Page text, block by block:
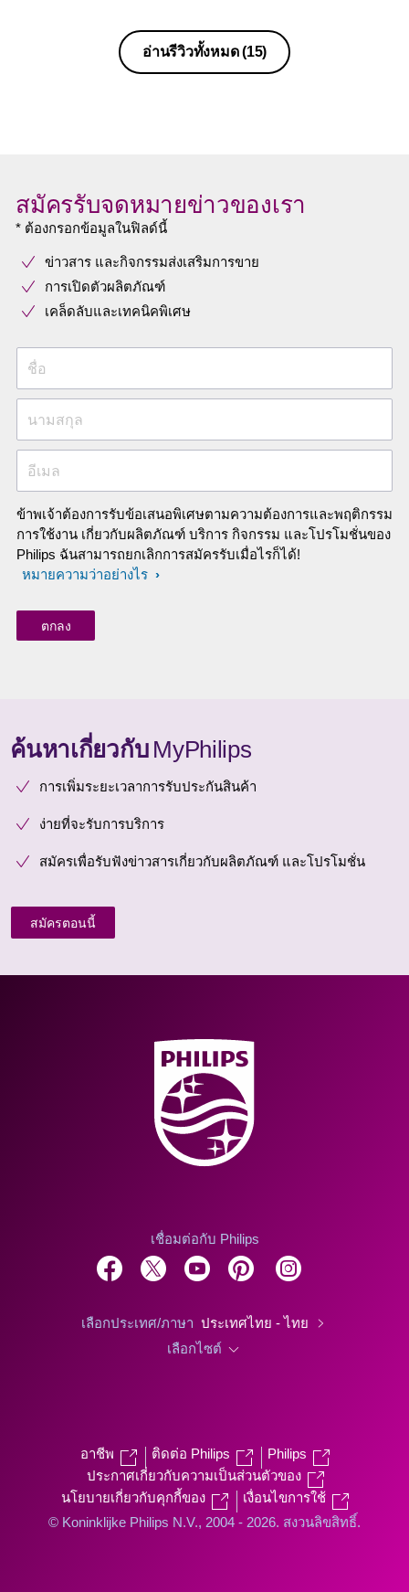
อ่านรีวิวทั้งหมด(15)
สมัครรับจดหมายข่าวของเรา
* ต้องกรอกข้อมูลในฟิลด์นี้
ข่าวสาร และกิจกรรมส่งเสริมการขาย
การเปิดตัวผลิตภัณฑ์
เคล็ดลับและเทคนิคพิเศษ
ชื่อ
นามสกุล
อีเมล
ข้าพเจ้าต้องการรับข้อเสนอพิเศษตามความต้องการและพฤติกรรม
การใช้งาน เกี่ยวกับผลิตภัณฑ์ บริการ กิจกรรม และโปรโมชั่นของ
Philips ฉันสามารถยกเลิกการสมัครรับเมื่อไรก็ได้!
หมายความว่าอย่างไร
ค้นหาเกี่ยวกับ MyPhilips
การเพิ่มระยะเวลาการรับประกันสินค้า
ง่ายที่จะรับการบริการ
สมัครเพื่อรับฟังข่าวสารเกี่ยวกับผลิตภัณฑ์ และโปรโมชั่น
สมัครตอนนี้
เชื่อมต่อกับ Philips
เลือกประเทศ/ภาษา ประเทศไทย - ไทย
เลือกไซต์
อาชีพ ติดต่อ Philips
Philips
ประกาศเกี่ยวกับความเป็นส่วนตัวของ
นโยบายเกี่ยวกับคุกกี้ของ
เงื่อนไขการใช้
© Koninklijke Philips N.V., 2004 - 2026. สงวนลิขสิทธิ์.